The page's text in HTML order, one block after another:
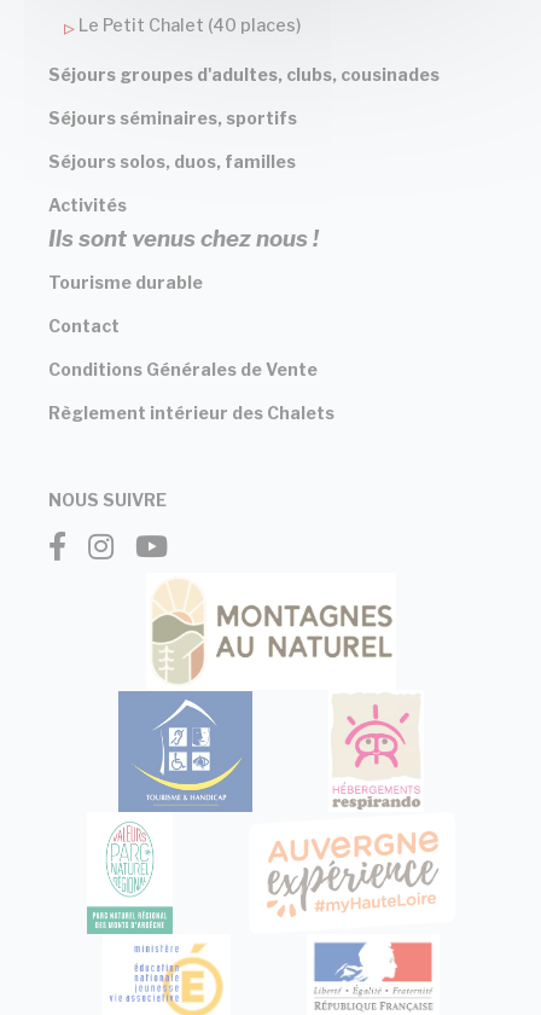
Le Petit Chalet (40 places)
Séjours groupes d'adultes, clubs, cousinades
Séjours séminaires, sportifs
Séjours solos, duos, familles
Activités
Ils sont venus chez nous !
Tourisme durable
Contact
Conditions Générales de Vente
Règlement intérieur des Chalets
NOUS SUIVRE